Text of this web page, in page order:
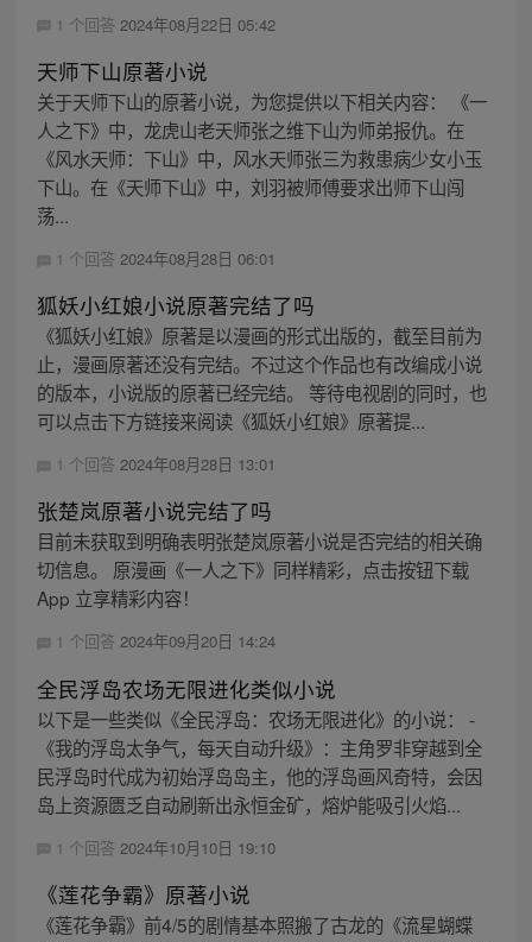
1 个回答 2024年08月22日 05:42
天师下山原著小说
关于天师下山的原著小说，为您提供以下相关内容： 《一
人之下》中，龙虎山老天师张之维下山为师弟报仇。在
《风水天师：下山》中，风水天师张三为救患病少女小玉
下山。在《天师下山》中，刘羽被师傅要求出师下山闯
荡...
1 个回答 2024年08月28日 06:01
狐妖小红娘小说原著完结了吗
《狐妖小红娘》原著是以漫画的形式出版的，截至目前为
止，漫画原著还没有完结。不过这个作品也有改编成小说
的版本，小说版的原著已经完结。 等待电视剧的同时，也
可以点击下方链接来阅读《狐妖小红娘》原著提...
1 个回答 2024年08月28日 13:01
张楚岚原著小说完结了吗
目前未获取到明确表明张楚岚原著小说是否完结的相关确
切信息。 原漫画《一人之下》同样精彩，点击按钮下载
App 立享精彩内容！
1 个回答 2024年09月20日 14:24
全民浮岛农场无限进化类似小说
以下是一些类似《全民浮岛：农场无限进化》的小说： -
《我的浮岛太争气，每天自动升级》：主角罗非穿越到全
民浮岛时代成为初始浮岛岛主，他的浮岛画风奇特，会因
岛上资源匮乏自动刷新出永恒金矿，熔炉能吸引火焰...
1 个回答 2024年10月10日 19:10
《莲花争霸》原著小说
《莲花争霸》前4/5的剧情基本照搬了古龙的《流星蝴蝶